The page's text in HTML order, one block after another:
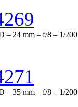
– 24 mm – f/8 – 1/200
– 35 mm – f/8 – 1/200